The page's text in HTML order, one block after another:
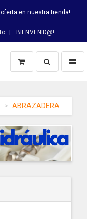
en nuestra tienda!
BIENVENID@!
Switch
Busqueda
ABRAZADERA